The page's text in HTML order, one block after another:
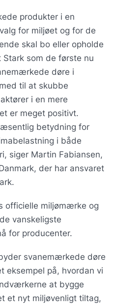
produkter i en
for miljøet og for de
skal bo eller opholde
Stark som de første nu
døre i
til at skubbe
i en mere
er meget positivt.
betydning for
i både
siger Martin Fabiansen,
der har ansvaret
officielle miljømærke og
vanskeligste
for producenter.
svanemærkede døre
eksempel på, hvordan vi
at bygge
et nyt miljøvenligt tiltag,